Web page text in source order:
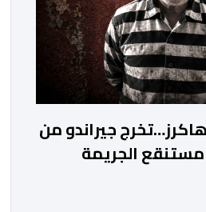
جيراندو من
الجريمة